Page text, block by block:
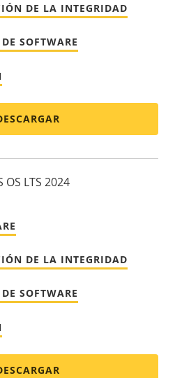
DE LA INTEGRIDAD
SOFTWARE
OS LTS 2024
DE LA INTEGRIDAD
SOFTWARE